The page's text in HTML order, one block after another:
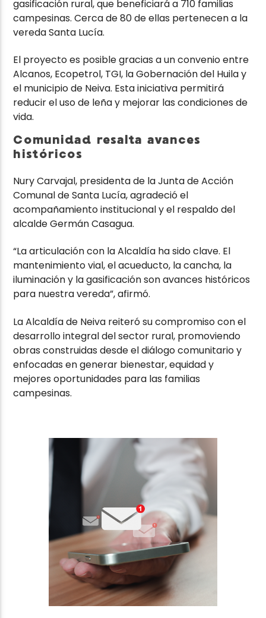
gasificación rural, que beneficiará a 710 familias
campesinas. Cerca de 80 de ellas pertenecen a la
vereda Santa Lucía.
El proyecto es posible gracias a un convenio entre
Alcanos, Ecopetrol, TGI, la Gobernación del Huila y
el municipio de Neiva. Esta iniciativa permitirá
reducir el uso de leña y mejorar las condiciones de
vida.
Comunidad resalta avances
históricos
Nury Carvajal, presidenta de la Junta de Acción
Comunal de Santa Lucía, agradeció el
acompañamiento institucional y el respaldo del
alcalde Germán Casagua.
“La articulación con la Alcaldía ha sido clave. El
mantenimiento vial, el acueducto, la cancha, la
iluminación y la gasificación son avances históricos
para nuestra vereda”, afirmó.
La Alcaldía de Neiva reiteró su compromiso con el
desarrollo integral del sector rural, promoviendo
obras construidas desde el diálogo comunitario y
enfocadas en generar bienestar, equidad y
mejores oportunidades para las familias
campesinas.